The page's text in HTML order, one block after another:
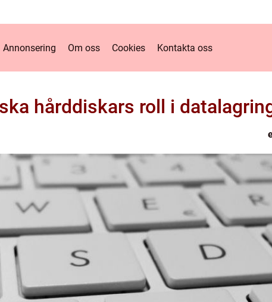
Annonsering Om oss Cookies Kontakta oss
hårddiskars roll i